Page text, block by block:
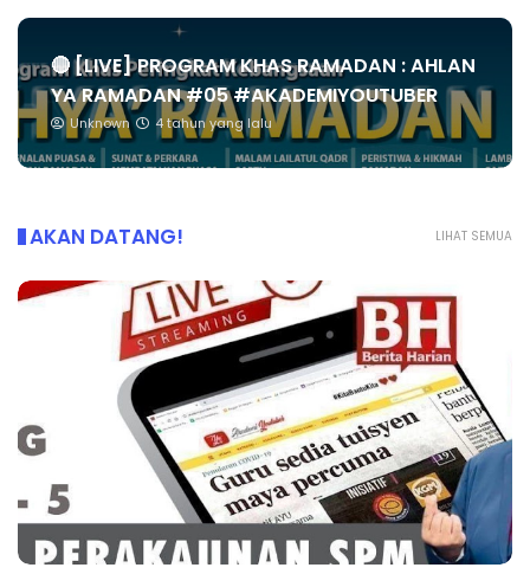
🔴 [LIVE] PROGRAM KHAS RAMADAN : AHLAN
YA RAMADAN #05 #AKADEMIYOUTUBER
Unknown 4 tahun yang lalu
LIHAT SEMUA
AKAN DATANG!